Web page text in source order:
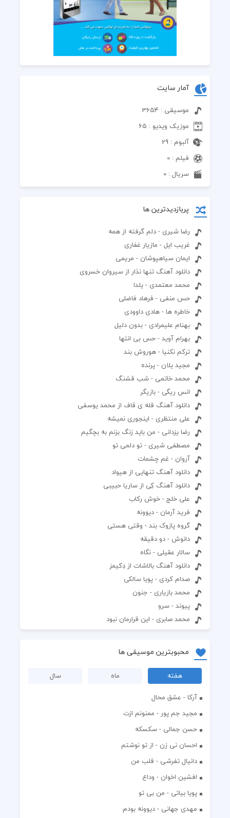
آمار سایت
موسیقی : 3654
موزیک ویدیو : 65
آلبوم : 29
فیلم : 0
سریال : 0
پربازدیدترین ها
رضا شیری - دلم گرفته از همه
غریب ایل - مازیار غفاری
ایمان سیاهپوشان - مریمی
دانلود آهنگ تنها نذار از سیروان خسروی
محمد معتمدی - یلدا
حس منفی - فرهاد فاضلی
خاطره ها - هادی داوودی
بهنام علیمرادی - بدون دلیل
بهرام آوید - حس بی انتها
ترکم نکنیا - هوروش بند
مجید یلان - پرنده
محمد خاتمی - شب قشنگ
انس ریگی - بازیگر
دانلود آهنگ قله ی قاف از محمد یوسفی
علی منتظری - اینجوری نمیشه
رضا یزدانی - من باید زنگ بزنم به بچگیم
مصطفی شیری - تو دلمی تو
آروان - غم چشمات
دانلود آهنگ تنهایی از هیواد
دانلود آهنگ کِی از ساریا حبیبی
علی خلج - خوش رکاب
فرید آرمان - دیوونه
گروه پازوک بند - وقتی هستی
دانوش - دو دقیقه
سالار عقیلی - نگاه
دانلود آهنگ بالاشات از دِکیمز
صدام کردی - پویا سالکی
محمد بازیاری - جنون
پیوند - سرو
محمد صابری - این قرارمان نبود
محبوبترین موسیقی ها
هفته ماه
سال
آرکا - عشق محال
مجید جم پور - ممنونم ازت
حسن جمالی - سکسکه
احسان نی زن - از تو نوشتم
دانیال تفرشی - قلب من
افشين اخوان - وداع
پویا بیاتی - من بی تو
مهدی جهانی - دیوونه بودم